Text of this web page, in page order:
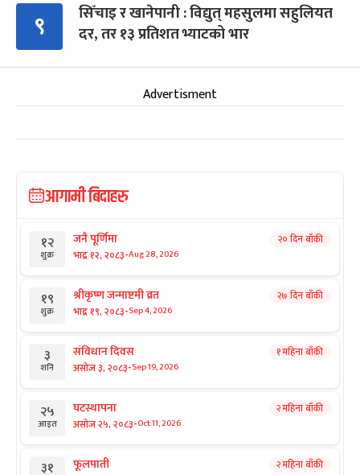
९
सिँचाइ र खानेपानी : विद्युत् महसुलमा सहुलियत
दर, तर १३ प्रतिशत भ्याटको भार
Advertisment
आगामी बिदाहरु
१२
शुक्र
जनै पूर्णिमा
भाद्र १२, २०८३-Aug 28, 2026
२० दिन बाँकी
१९
शुक्र
श्रीकृष्ण जन्माष्टमी व्रत
भाद्र १९, २०८३-Sep 4, 2026
२७ दिन बाँकी
३
शनि
संविधान दिवस
असोज ३, २०८३-Sep 19, 2026
१ महिना बाँकी
२५
आइत
घटस्थापना
असोज २५, २०८३-Oct 11, 2026
२ महिना बाँकी
३१ फूलपाती २ महिना बाँकी